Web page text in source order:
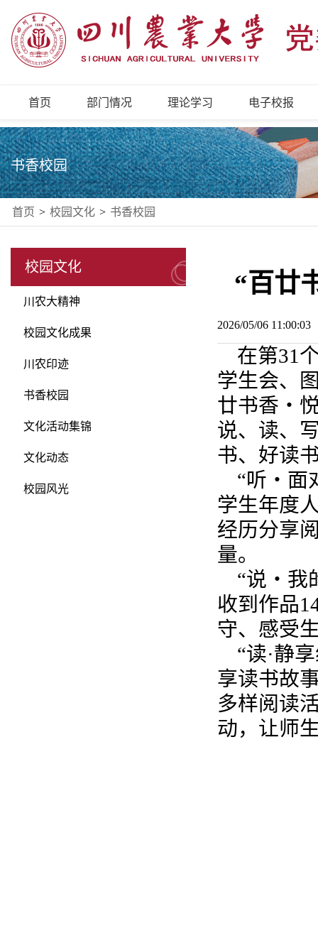
首页 部门情况 理论学习 电子校报
书香校园
首页 > 校园文化 > 书香校园
校园文化
川农大精神
校园文化成果
川农印迹
书香校园
文化活动集锦
文化动态
校园风光
“百廿
2026/05/06
在第31
学生会、
廿书香・
说、读、
书、好读
“听・面
学生年度
经历分享
量。
“说・我
收到作品
守、感受
“读·静
享读书故
多样阅读
动，让师